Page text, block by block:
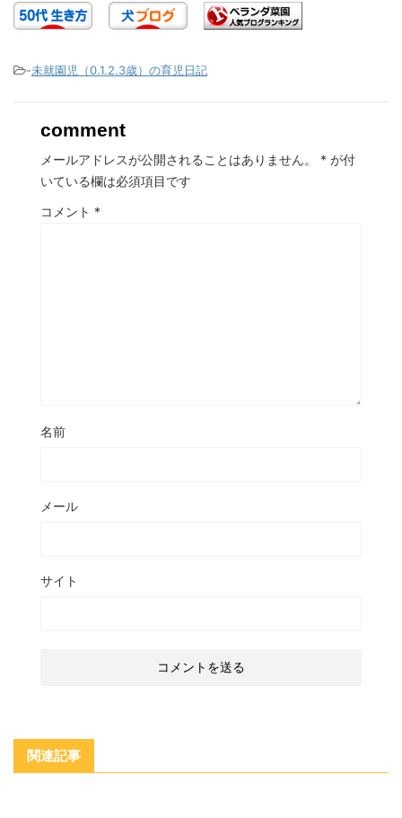
-未就園児（0.1.2.3歳）の育児日記
comment
メールアドレスが公開されることはありません。 * が付
いている欄は必須項目です
コメント *
名前
メール
サイト
関連記事